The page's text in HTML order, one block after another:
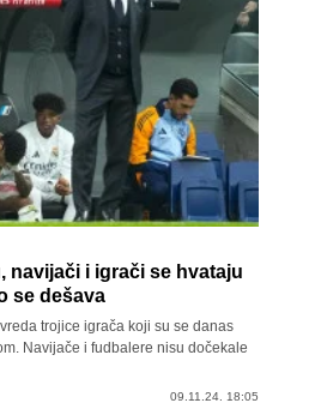
navijači i igrači se hvataju
se dešava
trojice igrača koji su se danas
Navijače i fudbalere nisu dočekale
09.11.24. 18:05